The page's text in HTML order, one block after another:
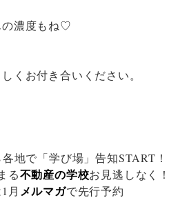
の濃度もね♡
くお付き合いください。
地で「学び場」告知START！
る不動産の学校お見逃しなく！
月 メルマガで先行予約